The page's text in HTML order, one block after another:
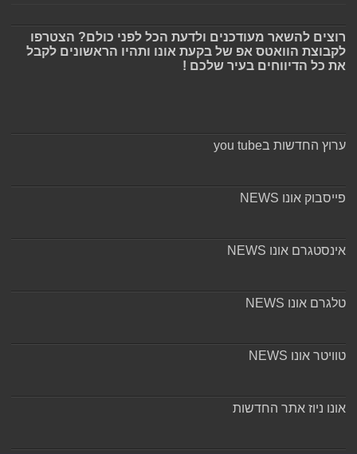
רוצים להשאר מעודכנים ולדעת הכל לפני כולם? הצטרפו
לקבוצת הוואטס אפ של בקעת אונו ותהיו הראשונים לקבל
את כל הדיווחים בעיר שלכם !
ערוץ החדשות בyou tube
פייסבוק אונו NEWS
אינסטגרם אונו NEWS
טלגרם אונו NEWS
טוויטר אונו NEWS
אונו ניוז אתר החדשות